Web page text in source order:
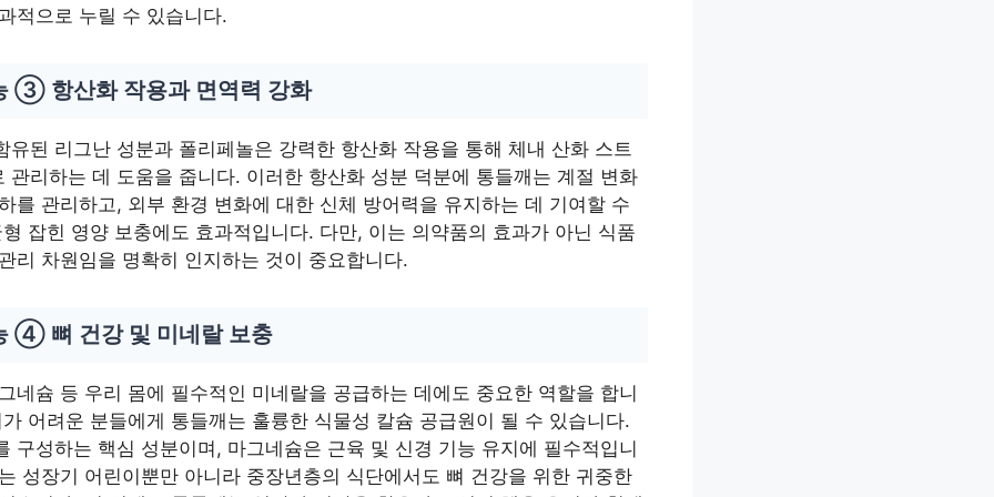
적으로 누릴 수 있습니다.
③ 항산화 작용과 면역력 강화
유된 리그난 성분과 폴리페놀은 강력한 항산화 작용을 통해 체내 산화 스트
관리하는 데 도움을 줍니다. 이러한 항산화 성분 덕분에 통들깨는 계절 변화
를 관리하고, 외부 환경 변화에 대한 신체 방어력을 유지하는 데 기여할 수
잡힌 영양 보충에도 효과적입니다. 다만, 이는 의약품의 효과가 아닌 식품
리 차원임을 명확히 인지하는 것이 중요합니다.
④ 뼈 건강 및 미네랄 보충
네슘 등 우리 몸에 필수적인 미네랄을 공급하는 데에도 중요한 역할을 합니
어려운 분들에게 통들깨는 훌륭한 식물성 칼슘 공급원이 될 수 있습니다.
구성하는 핵심 성분이며, 마그네슘은 근육 및 신경 기능 유지에 필수적입니
성장기 어린이뿐만 아니라 중장년층의 식단에서도 뼈 건강을 위한 귀중한